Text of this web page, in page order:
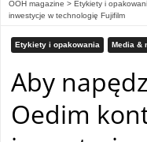
OOH magazine > Etykiety i
inwestycje w technologię Fujifilm
Etykiety i opakowania Media &
Aby
Oedim